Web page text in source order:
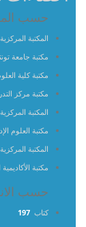
حسب
المكتبة
مكتبة جامعة
مكتبة كلية
مكتبة مركز
المكتبة
مكتبة العلوم
المكتبة
مكتبة
حسب
كتاب 197